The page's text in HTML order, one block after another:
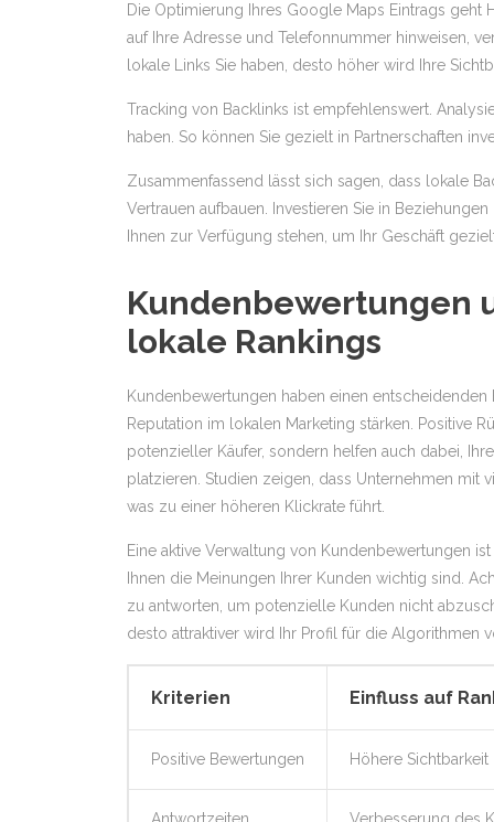
Die Optimierung Ihres Google Maps Eintrags geht
auf Ihre Adresse und Telefonnummer hinweisen,
lokale Links Sie haben, desto höher wird Ihre
Tracking von Backlinks ist empfehlenswert.
haben. So können Sie gezielt in Partnerschaften
Zusammenfassend lässt sich sagen, dass lokale
Vertrauen aufbauen. Investieren Sie in
Ihnen zur Verfügung stehen, um Ihr Geschäft
Kundenbewertungen
lokale Rankings
Kundenbewertungen haben einen
Reputation im lokalen Marketing stärken. Positive
potenzieller Käufer, sondern helfen auch dabei,
platzieren. Studien zeigen, dass Unternehmen
was zu einer höheren Klickrate führt.
Eine aktive Verwaltung von Kundenbewertungen
Ihnen die Meinungen Ihrer Kunden wichtig sind.
zu antworten, um potenzielle Kunden nicht
desto attraktiver wird Ihr Profil für die Algorithmen
Kriterien Einfluss auf
Positive Bewertungen Höhere Sichtbarkeit